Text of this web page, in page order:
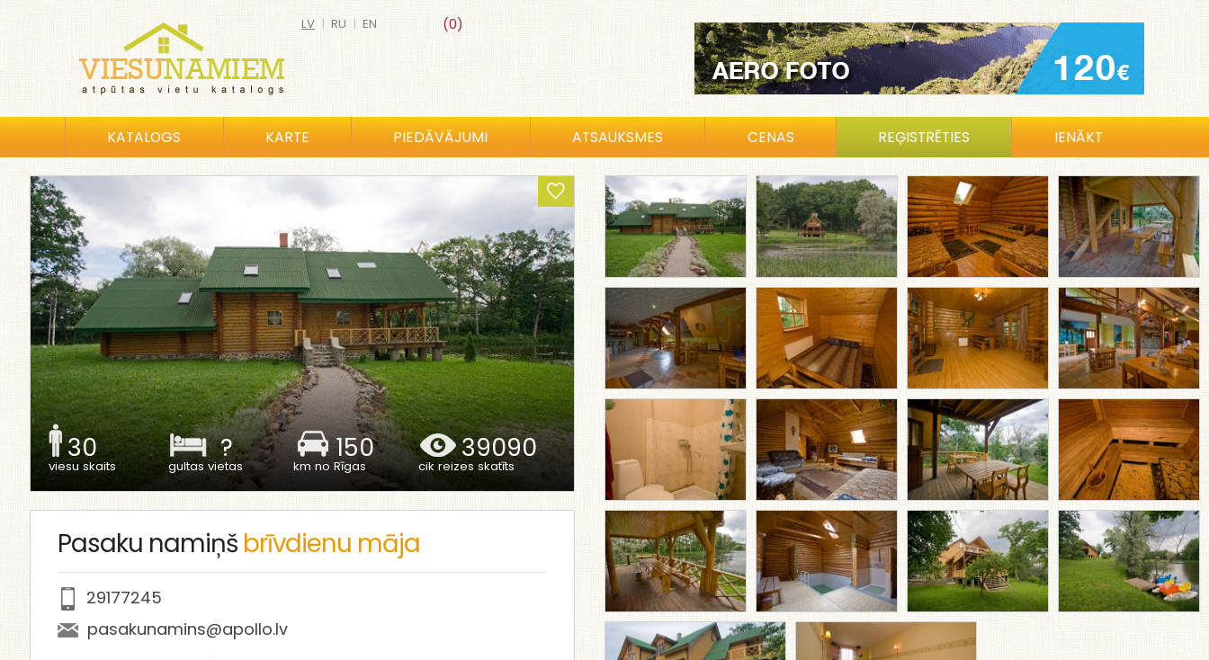
(0)
LV | RU | EN
KATALOGS KARTE PIEDĀVĀJUMI ATSAUKSMES CENAS REĢISTRĒTIES IENĀKT
30
viesu skaits
?
gultas vietas
150
km no Rīgas
39090
cik reizes skatīts
Pasaku namiņš brīvdienu māja
29177245
pasakunamins@apollo.lv